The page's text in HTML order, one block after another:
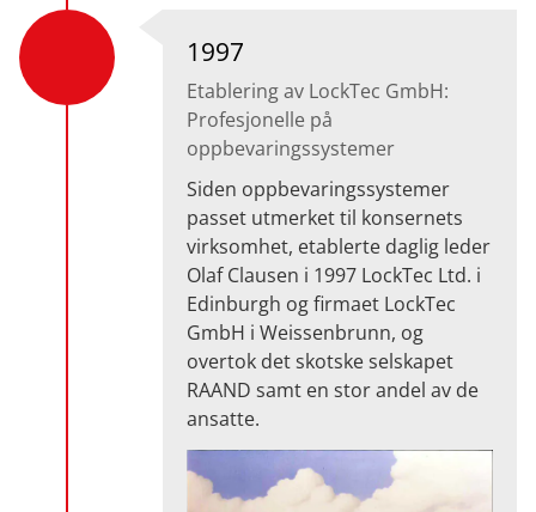
1997
Etablering av LockTec GmbH:
Profesjonelle på
oppbevaringssystemer
Siden oppbevaringssystemer
passet utmerket til konsernets
virksomhet, etablerte daglig leder
Olaf Clausen i 1997 LockTec Ltd. i
Edinburgh og firmaet LockTec
GmbH i Weissenbrunn, og
overtok det skotske selskapet
RAAND samt en stor andel av de
ansatte.